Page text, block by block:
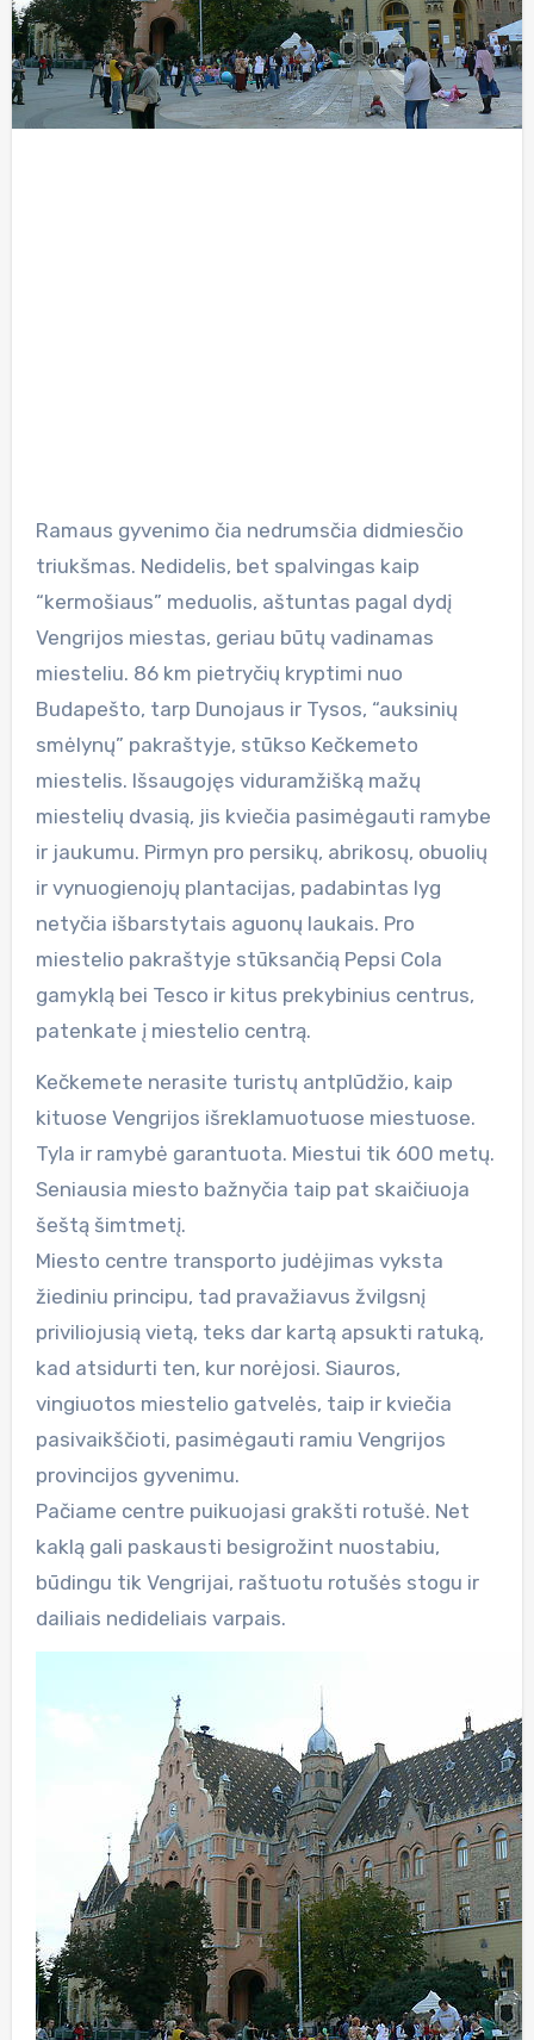
Ramaus gyvenimo čia nedrumsčia didmiesčio
triukšmas. Nedidelis, bet spalvingas kaip
“kermošiaus” meduolis, aštuntas pagal dydį
Vengrijos miestas, geriau būtų vadinamas
miesteliu. 86 km pietryčių kryptimi nuo
Budapešto, tarp Dunojaus ir Tysos, “auksinių
smėlynų” pakraštyje, stūkso Kečkemeto
miestelis. Išsaugojęs viduramžišką mažų
miestelių dvasią, jis kviečia pasimėgauti ramybe
ir jaukumu. Pirmyn pro persikų, abrikosų, obuolių
ir vynuogienojų plantacijas, padabintas lyg
netyčia išbarstytais aguonų laukais. Pro
miestelio pakraštyje stūksančią Pepsi Cola
gamyklą bei Tesco ir kitus prekybinius centrus,
patenkate į miestelio centrą.
Kečkemete nerasite turistų antplūdžio, kaip
kituose Vengrijos išreklamuotuose miestuose.
Tyla ir ramybė garantuota. Miestui tik 600 metų.
Seniausia miesto bažnyčia taip pat skaičiuoja
šeštą šimtmetį.
Miesto centre transporto judėjimas vyksta
žiediniu principu, tad pravažiavus žvilgsnį
priviliojusią vietą, teks dar kartą apsukti ratuką,
kad atsidurti ten, kur norėjosi. Siauros,
vingiuotos miestelio gatvelės, taip ir kviečia
pasivaikščioti, pasimėgauti ramiu Vengrijos
provincijos gyvenimu.
Pačiame centre puikuojasi grakšti rotušė. Net
kaklą gali paskausti besigrožint nuostabiu,
būdingu tik Vengrijai, raštuotu rotušės stogu ir
dailiais nedideliais varpais.